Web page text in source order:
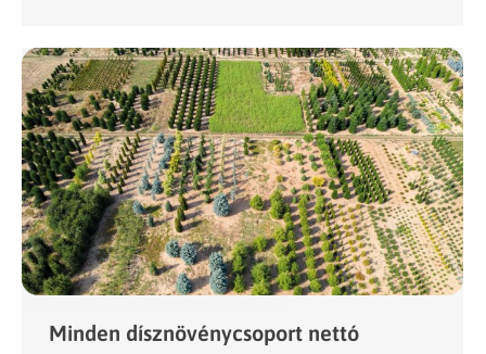
Minden dísznövénycsoport nettó